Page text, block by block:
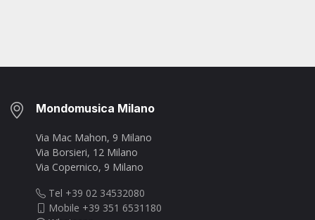
Mondomusica Milano
Via Mac Mahon, 9 Milano
Via Borsieri, 12 Milano
Via Copernico, 9 Milano
Tel +39 02 34532080
Mobile +39 351 6531180